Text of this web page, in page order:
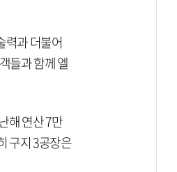
력과 더불어
들과 함께 엘
해 연산 7만
구지 3공장은